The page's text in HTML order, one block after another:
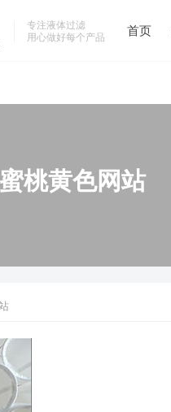
专注液体过滤
用心做好每个产品
首页
桃黄色网站